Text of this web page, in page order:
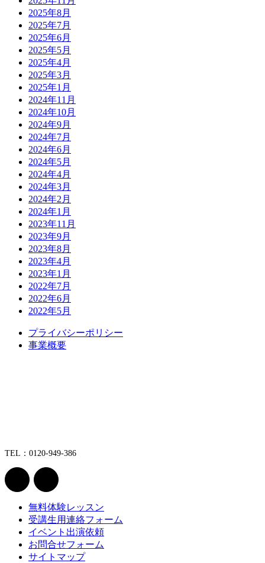
2025年8月
2025年7月
2025年6月
2025年5月
2025年4月
2025年3月
2025年1月
2024年11月
2024年10月
2024年9月
2024年7月
2024年6月
2024年5月
2024年4月
2024年3月
2024年2月
2024年1月
2023年11月
2023年9月
2023年8月
2023年4月
2023年1月
2022年7月
2022年6月
2022年5月
プライバシーポリシー
事業概要
TEL：0120-949-386
無料体験レッスン
受講生用連絡フォーム
イベント出演依頼
お問合せフォーム
サイトマップ